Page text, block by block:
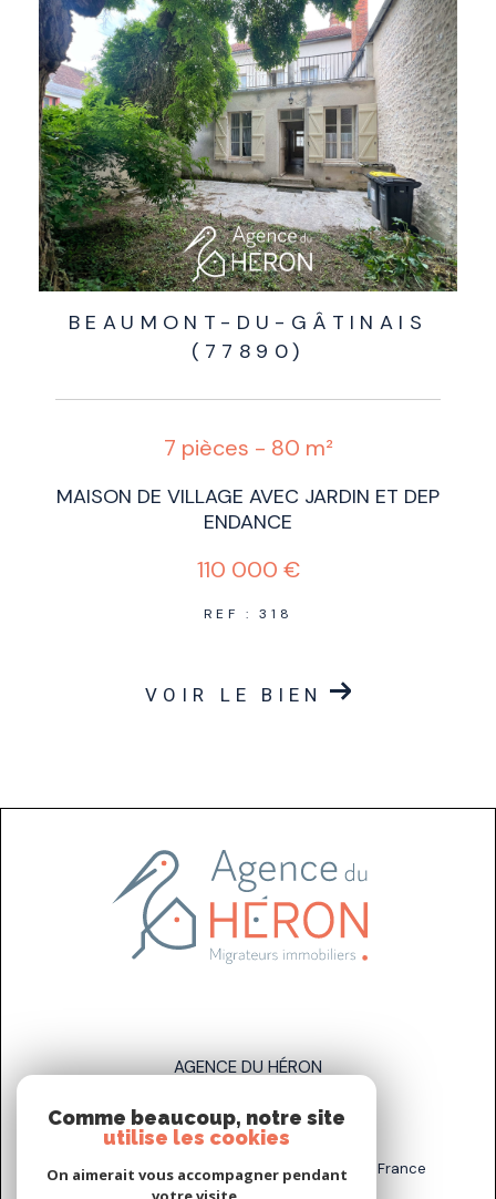
BEAUMONT-DU-GÂTINAIS
(77890)
7 pièces - 80 m²
MAISON DE VILLAGE AVEC JARDIN ET DEP
ENDANCE
110 000 €
REF : 318
VOIR LE BIEN
AGENCE DU HÉRON
07 83 89 58 93
sarah.stahl@agenceduheron.fr
6 bis Rue de la Grande Maison, 77890 Arville, France
Comme beaucoup, notre site
utilise les cookies
On aimerait vous accompagner pendant